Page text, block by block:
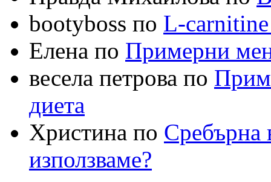
bootyboss по L-
Елена по Примерни
весела петрова по
диета
Христина по Сребърна
използваме?